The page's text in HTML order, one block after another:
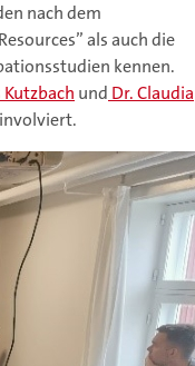
nach dem
als auch die
kennen.
Kutzbach und Dr. Claudia